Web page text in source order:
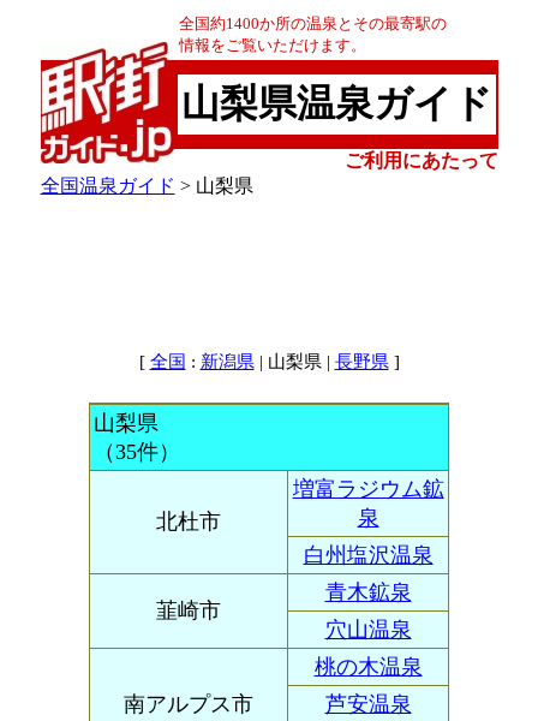
全国約1400か所の温泉とその最寄駅の
情報をご覧いただけます。
山梨県温泉ガイド
ご利用にあたって
全国温泉ガイド > 山梨県
[ 全国 : 新潟県 | 山梨県 | 長野県 ]
山梨県
（35件）
北杜市
増富ラジウム鉱
泉
白州塩沢温泉
韮崎市
青木鉱泉
穴山温泉
南アルプス市
桃の木温泉
芦安温泉